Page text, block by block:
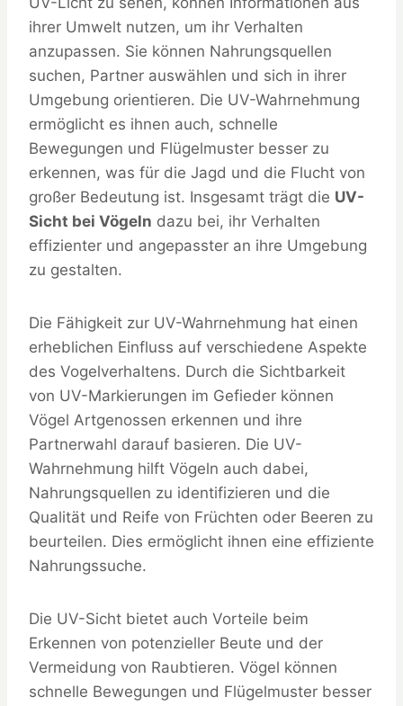
ihrer Umwelt nutzen, um ihr Verhalten
anzupassen. Sie können Nahrungsquellen
suchen, Partner auswählen und sich in ihrer
Umgebung orientieren. Die UV-Wahrnehmung
ermöglicht es ihnen auch, schnelle
Bewegungen und Flügelmuster besser zu
erkennen, was für die Jagd und die Flucht von
großer Bedeutung ist. Insgesamt trägt die UV-
Sicht bei Vögeln dazu bei, ihr Verhalten
effizienter und angepasster an ihre Umgebung
zu gestalten.
Die Fähigkeit zur UV-Wahrnehmung hat einen
erheblichen Einfluss auf verschiedene Aspekte
des Vogelverhaltens. Durch die Sichtbarkeit
von UV-Markierungen im Gefieder können
Vögel Artgenossen erkennen und ihre
Partnerwahl darauf basieren. Die UV-
Wahrnehmung hilft Vögeln auch dabei,
Nahrungsquellen zu identifizieren und die
Qualität und Reife von Früchten oder Beeren zu
beurteilen. Dies ermöglicht ihnen eine effiziente
Nahrungssuche.
Die UV-Sicht bietet auch Vorteile beim
Erkennen von potenzieller Beute und der
Vermeidung von Raubtieren. Vögel können
schnelle Bewegungen und Flügelmuster besser